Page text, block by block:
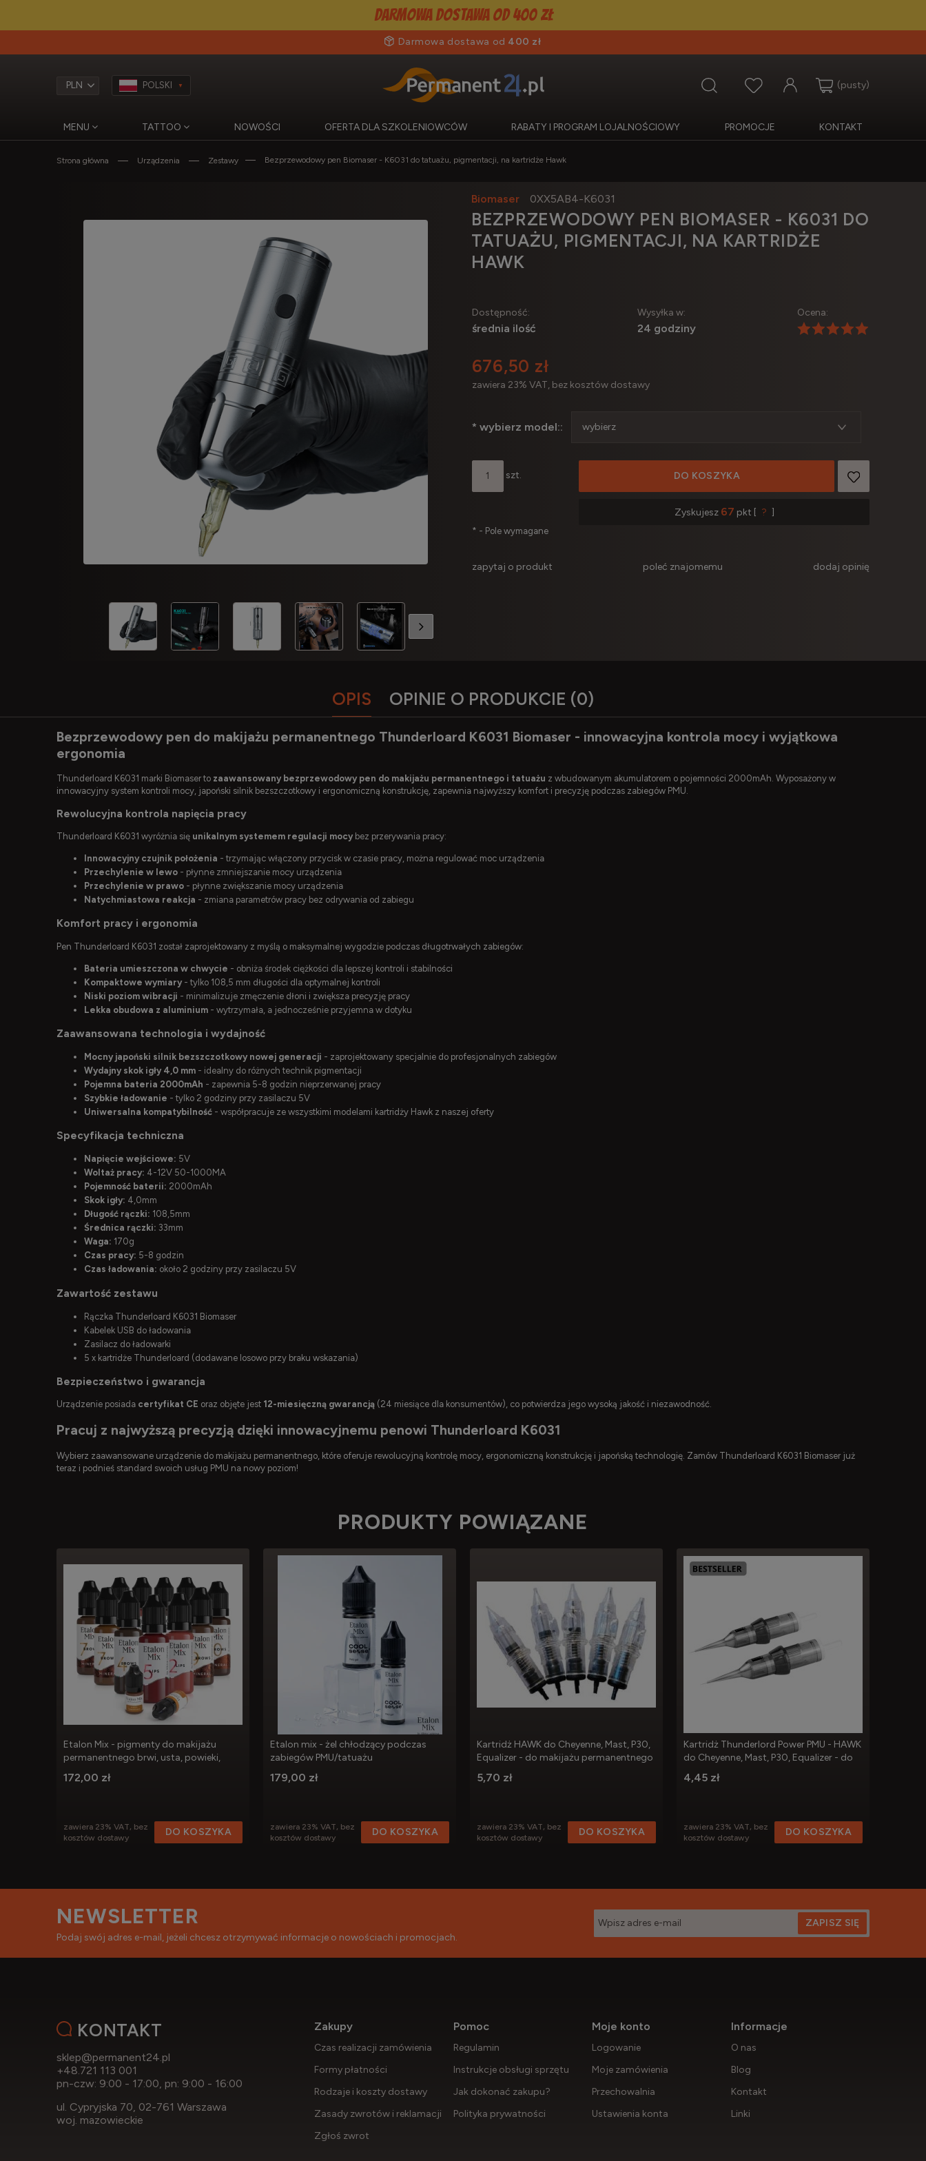
Darmowa dostawa od 400 zł
Darmowa dostawa od 400 zł
POLSKI (pusty)
MENU TATTOO NOWOŚCI OFERTA DLA SZKOLENIOWCÓW RABATY I PROGRAM LOJALNOŚCIOWY PROMOCJE KONTAKT
Strona główna Urządzenia Zestawy Bezprzewodowy pen Biomaser - K6031 do tatuażu, pigmentacji, na kartridże Hawk
Biomaser 0XX5AB4-K6031
BEZPRZEWODOWY PEN BIOMASER - K6031 DO
TATUAŻU, PIGMENTACJI, NA KARTRIDŻE
HAWK
Dostępność:
średnia ilość
Wysyłka w:
24 godziny
Ocena:
676,50 zł
zawiera 23% VAT, bez kosztów dostawy
* wybierz model::
szt. DO KOSZYKA
Zyskujesz 67 pkt [ ? ]
* - Pole wymagane
zapytaj o produkt poleć znajomemu dodaj opinię
OPIS OPINIE O PRODUKCIE (0)
Bezprzewodowy pen do makijażu permanentnego Thunderloard K6031 Biomaser - innowacyjna kontrola mocy i wyjątkowa
ergonomia
Thunderloard K6031 marki Biomaser to zaawansowany bezprzewodowy pen do makijażu permanentnego i tatuażu z wbudowanym akumulatorem o pojemności 2000mAh. Wyposażony w
innowacyjny system kontroli mocy, japoński silnik bezszczotkowy i ergonomiczną konstrukcję, zapewnia najwyższy komfort i precyzję podczas zabiegów PMU.
Rewolucyjna kontrola napięcia pracy
Thunderloard K6031 wyróżnia się unikalnym systemem regulacji mocybez przerywania pracy:
Innowacyjny czujnik położenia - trzymając włączony przycisk w czasie pracy, można regulować moc urządzenia
Przechylenie w lewo - płynne zmniejszanie mocy urządzenia
Przechylenie w prawo - płynne zwiększanie mocy urządzenia
Natychmiastowa reakcja - zmiana parametrów pracy bez odrywania od zabiegu
Komfort pracy i ergonomia
Pen Thunderloard K6031 został zaprojektowany z myślą o maksymalnej wygodzie podczas długotrwałych zabiegów:
Bateria umieszczona w chwycie - obniża środek ciężkości dla lepszej kontroli i stabilności
Kompaktowe wymiary- tylko 108,5 mm długości dla optymalnej kontroli
Niski poziom wibracji - minimalizuje zmęczenie dłoni i zwiększa precyzję pracy
Lekka obudowa z aluminium - wytrzymała, a jednocześnie przyjemna w dotyku
Zaawansowana technologia i wydajność
Mocny japoński silnik bezszczotkowy nowej generacji - zaprojektowany specjalnie do profesjonalnych zabiegów
Wydajny skok igły 4,0 mm - idealny do różnych technik pigmentacji
Pojemna bateria 2000mAh - zapewnia 5-8 godzin nieprzerwanej pracy
Szybkie ładowanie - tylko 2 godziny przy zasilaczu 5V
Uniwersalna kompatybilność - współpracuje ze wszystkimi modelami kartridży Hawk z naszej oferty
Specyfikacja techniczna
Napięcie wejściowe: 5V
Woltaż pracy: 4-12V 50-1000MA
Pojemność baterii: 2000mAh
Skok igły: 4,0mm
Długość rączki: 108,5mm
Średnica rączki: 33mm
Waga: 170g
Czas pracy: 5-8 godzin
Czas ładowania: około 2 godziny przy zasilaczu 5V
Zawartość zestawu
Rączka Thunderloard K6031 Biomaser
Kabelek USB do ładowania
Zasilacz do ładowarki
5 x kartridże Thunderloard (dodawane losowo przy braku wskazania)
Bezpieczeństwo i gwarancja
Urządzenie posiada certyfikat CE oraz objęte jest 12-miesięczną gwarancją (24 miesiące dla konsumentów), co potwierdza jego wysoką jakość i niezawodność.
Pracuj z najwyższą precyzją dzięki innowacyjnemu penowi Thunderloard K6031
Wybierz zaawansowane urządzenie do makijażu permanentnego, które oferuje rewolucyjną kontrolę mocy, ergonomiczną konstrukcję i japońską technologię. Zamów Thunderloard K6031 Biomaser już
teraz i podnieś standard swoich usług PMU na nowy poziom!
PRODUKTY POWIĄZANE
Etalon Mix - pigmenty do makijażu
permanentnego brwi, usta, powieki,
172,00 zł
zawiera 23% VAT, bez
kosztów dostawy
DO KOSZYKA
Etalon mix - żel chłodzący podczas
zabiegów PMU/tatuażu
179,00 zł
zawiera 23% VAT, bez
kosztów dostawy
DO KOSZYKA
Kartridż HAWK do Cheyenne, Mast, P30,
Equalizer - do makijażu permanentnego
5,70 zł
zawiera 23% VAT, bez
kosztów dostawy
DO KOSZYKA
Kartridż Thunderlord Power PMU - HAWK
do Cheyenne, Mast, P30, Equalizer - do
4,45 zł
zawiera 23% VAT, bez
kosztów dostawy
DO KOSZYKA
NEWSLETTER
Podaj swój adres e-mail, jeżeli chcesz otrzymywać informacje o nowościach i promocjach.
ZAPISZ SIĘ
KONTAKT
sklep@permanent24.pl
+48.721 113 001
pn-czw: 9:00 - 17:00, pn: 9:00 - 16:00
ul. Cypryjska 70, 02-761 Warszawa
woj. mazowieckie
Zakupy
Czas realizacji zamówienia
Formy płatności
Rodzaje i koszty dostawy
Zasady zwrotów i reklamacji
Zgłoś zwrot
Pomoc
Regulamin
Instrukcje obsługi sprzętu
Jak dokonać zakupu?
Polityka prywatności
Moje konto
Logowanie
Moje zamówienia
Przechowalnia
Ustawienia konta
Informacje
O nas
Blog
Kontakt
Linki